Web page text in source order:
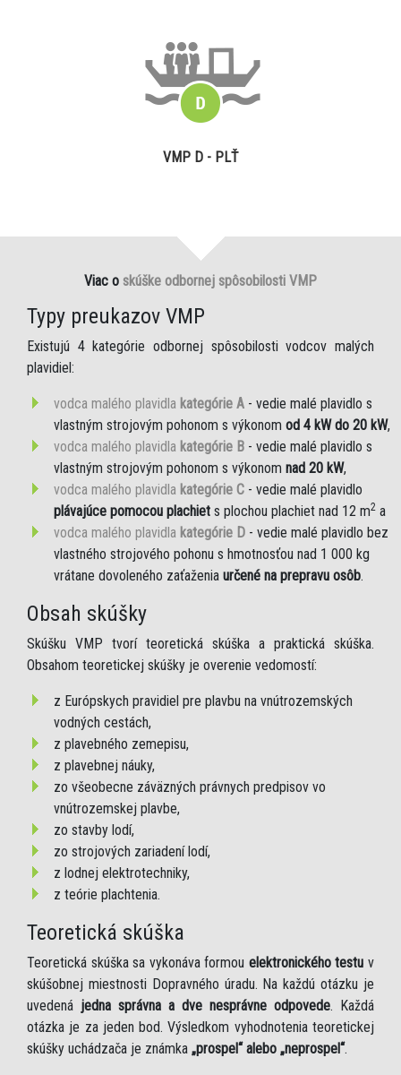
VMP D - PLŤ
Viac o skúške odbornej spôsobilosti VMP
Typy preukazov VMP
Existujú 4 kategórie odbornej spôsobilosti vodcov malých
plavidiel:
vodca malého plavidla kategórie A - vedie malé plavidlo s
vlastným strojovým pohonom s výkonom od 4 kW do 20 kW,
vodca malého plavidla kategórie B - vedie malé plavidlo s
vlastným strojovým pohonom s výkonom nad 20 kW,
vodca malého plavidla kategórie C - vedie malé plavidlo
plávajúce pomocou plachiet s plochou plachiet nad 12 m2 a
vodca malého plavidla kategórie D - vedie malé plavidlo bez
vlastného strojového pohonu s hmotnosťou nad 1 000 kg
vrátane dovoleného zaťaženia určené na prepravu osôb.
Obsah skúšky
Skúšku VMP tvorí teoretická skúška a praktická skúška.
Obsahom teoretickej skúšky je overenie vedomostí:
z Európskych pravidiel pre plavbu na vnútrozemských
vodných cestách,
z plavebného zemepisu,
z plavebnej náuky,
zo všeobecne záväzných právnych predpisov vo
vnútrozemskej plavbe,
zo stavby lodí,
zo strojových zariadení lodí,
z lodnej elektrotechniky,
z teórie plachtenia.
Teoretická skúška
Teoretická skúška sa vykonáva formou elektronického testu v
skúšobnej miestnosti Dopravného úradu. Na každú otázku je
uvedená jedna správna a dve nesprávne odpovede. Každá
otázka je za jeden bod. Výsledkom vyhodnotenia teoretickej
skúšky uchádzača je známka „prospel“ alebo „neprospel“.